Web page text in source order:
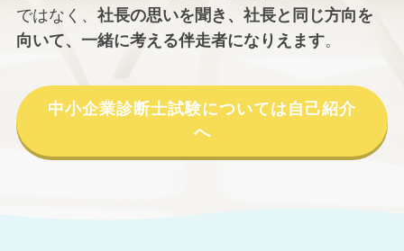
ではなく、 社長の思いを聞き、社長と同じ方向を
向いて、一緒に考える伴走者になりえます。
中小企業診断士試験については自己紹介
へ